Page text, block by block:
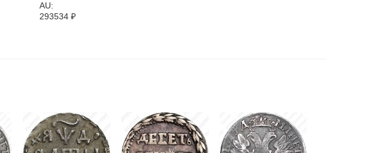
AU:
293534 ₽